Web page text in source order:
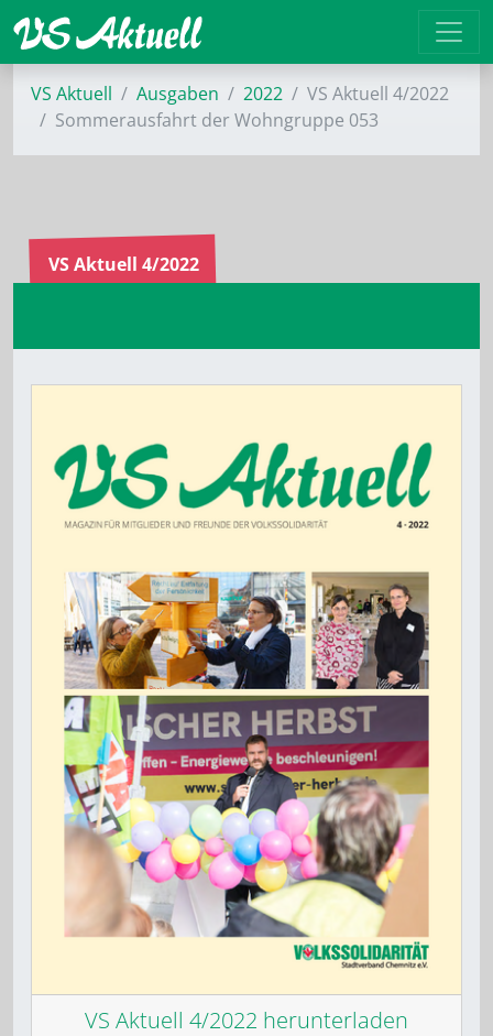
VS Aktuell Ausgaben 2022
VS Aktuell 4/2022
Sommerausfahrt der Wohngruppe 053
VS Aktuell 4/2022
VS Aktuell 4/2022 herunterladen